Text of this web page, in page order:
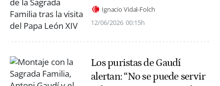
Ignacio Vidal-Folch
12/06/2026 00:15h
Los puristas de Gaudí
alertan: “No se puede servir